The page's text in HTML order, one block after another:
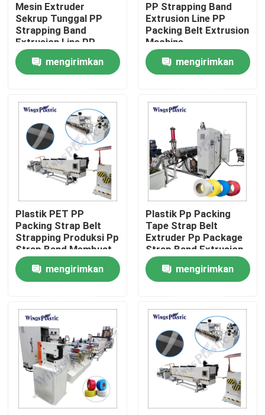
Rumah
Produk
Tentang kami
Tur Pabrik
Kontrol kualitas
Hubungi kami
Jalur Ekstrusi Pipa Plastik
Mesin Extruder Tabung Plastik
Mesin Extruder Pipa HDPE
Mesin Extruder
Sekrup Tunggal PP
Strapping Band
Extrusion Line PP
Packing Band
Membuat Mesin
mengirimkan
PP Strapping Band
Extrusion Line PP
Packing Belt Extrusion
Machine
mengirimkan
Plastik PET PP
Packing Strap Belt
Strapping Produksi Pp
Strap Band Membuat
Mesin
mengirimkan
Plastik Pp Packing
Tape Strap Belt
Extruder Pp Package
Strap Band Extrusion
Line sepenuhnya
otomatismengirimkan